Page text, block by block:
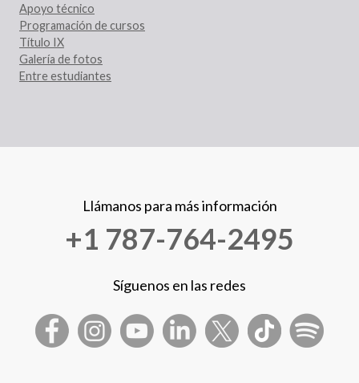
Apoyo técnico
Programación de cursos
Título IX
Galería de fotos
Entre estudiantes
Llámanos para más información
+1 787-764-2495
Síguenos en las redes